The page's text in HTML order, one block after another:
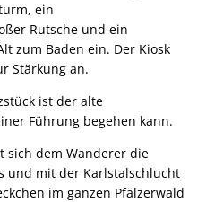
ein
Rutsche und ein
zum Baden ein. Der Kiosk
Stärkung an.
ist der alte
Führung begehen kann.
sich dem Wanderer die
und mit der Karlstalschlucht
im ganzen Pfälzerwald